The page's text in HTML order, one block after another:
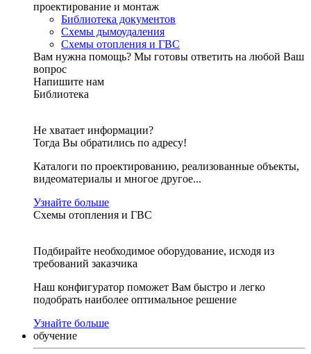
проектирование и монтаж
Библиотека документов
Схемы дымоудаления
Схемы отопления и ГВС
Вам нужна помощь? Мы готовы ответить на любой Ваш
вопрос
Напишите нам
Библиотека
Не хватает информации?
Тогда Вы обратились по адресу!
Каталоги по проектированию, реализованные объекты,
видеоматериалы и многое другое...
Узнайте больше
Схемы отопления и ГВС
Подбирайте необходимое оборудование, исходя из
требований заказчика
Наш конфигуратор поможет Вам быстро и легко
подобрать наиболее оптимальное решение
Узнайте больше
обучение